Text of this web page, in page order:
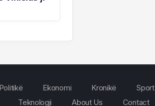
Politikë Ekonomi Kronikë
Sport
Teknologji About Us Contact